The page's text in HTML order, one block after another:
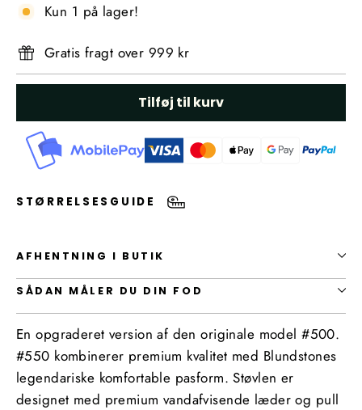
Kun 1 på lager!
Gratis fragt over 999 kr
Tilføj til kurv
STØRRELSESGUIDE
AFHENTNING I BUTIK
SÅDAN MÅLER DU DIN FOD
En opgraderet version af den originale model #500.
#550 kombinerer premium kvalitet med Blundstones
legendariske komfortable pasform. Støvlen er
designet med premium vandafvisende læder og pull